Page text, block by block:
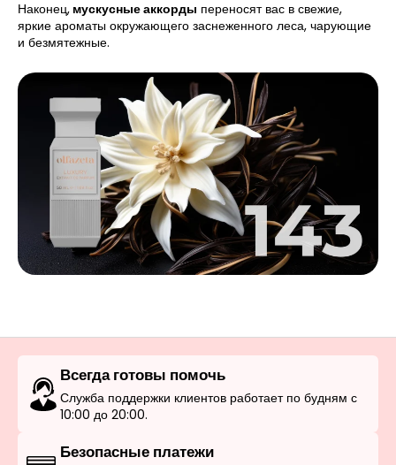
Наконец, мускусные аккорды переносят вас в свежие,
яркие ароматы окружающего заснеженного леса, чарующие
и безмятежные.
Всегда готовы помочь
Служба поддержки клиентов работает по будням с
10:00 до 20:00.
Безопасные платежи